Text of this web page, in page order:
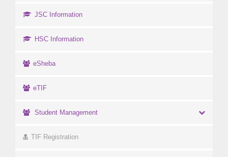
JSC Information
HSC Information
eSheba
eTIF
Student Management
TIF Registration